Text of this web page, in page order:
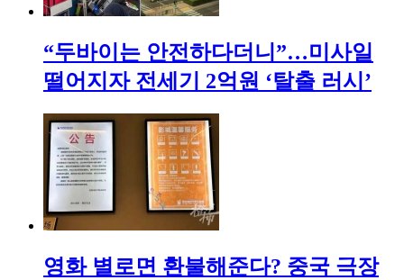
“두바이는 안전하다더니”…미사일
떨어지자 전세기 2억원 ‘탈출 러시’
영화 별로면 환불해준다? 중국 극장